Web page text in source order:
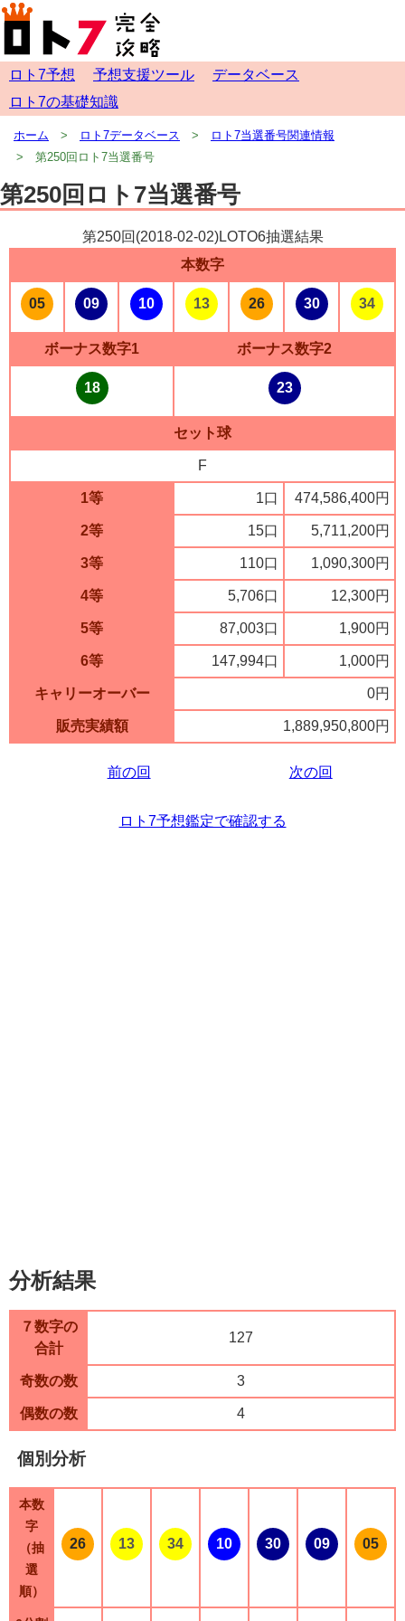
ロト7予想 予想支援ツール
データベース
ロト7の基礎知識
ホーム ロト7データベース
ロト7当選番号関連情報
第250回ロト7当選番号
第250回ロト7当選番号
第250回(2018-02-02)LOTO6抽選結果
本数字
05 09 10 13 26 30 34
ボーナス数字1 ボーナス数字2
18 23
セット球
F
1等 1口 474,586,400円
2等 15口 5,711,200円
3等 110口 1,090,300円
4等 5,706口 12,300円
5等 87,003口 1,900円
6等 147,994口 1,000円
キャリーオーバー 0円
販売実績額 1,889,950,800円
前の回 次の回
ロト7予想鑑定で確認する
分析結果
７数字の
合計
127
奇数の数 3
偶数の数 4
個別分析
本数
字
（抽
選
順）
26 13 34 10 30 09 05